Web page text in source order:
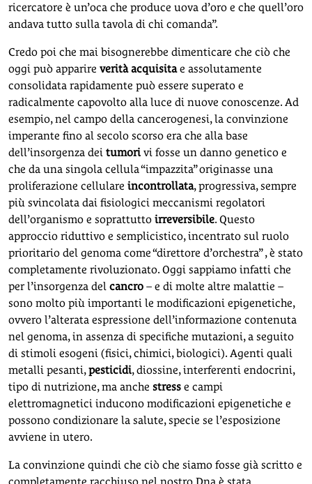
ricercatore è un’oca che produce uova d’oro e che quell’oro
andava tutto sulla tavola di chi comanda”.
Credo poi che mai bisognerebbe dimenticare che ciò che
oggi può apparire verità acquisitae assolutamente
consolidata rapidamente può essere superato e
radicalmente capovolto alla luce di nuove conoscenze. Ad
esempio, nel campo della cancerogenesi, la convinzione
imperante fino al secolo scorso era che alla base
dell’insorgenza dei tumori vi fosse un danno genetico e
che da una singola cellula “impazzita” originasse una
proliferazione cellulare incontrollata, progressiva, sempre
più svincolata dai fisiologici meccanismi regolatori
dell’organismo e soprattutto irreversibile. Questo
approccio riduttivo e semplicistico, incentrato sul ruolo
prioritario del genoma come “direttore d’orchestra” , è stato
completamente rivoluzionato. Oggi sappiamo infatti che
per l’insorgenza del cancro – e di molte altre malattie –
sono molto più importanti le modificazioni epigenetiche,
ovvero l’alterata espressione dell’informazione contenuta
nel genoma, in assenza di specifiche mutazioni, a seguito
di stimoli esogeni (fisici, chimici, biologici). Agenti quali
metalli pesanti,pesticidi, diossine, interferenti endocrini,
tipo di nutrizione, ma anche stress e campi
elettromagnetici inducono modificazioni epigenetiche e
possono condizionare la salute, specie se l’esposizione
avviene in utero.
La convinzione quindi che ciò che siamo fosse già scritto e